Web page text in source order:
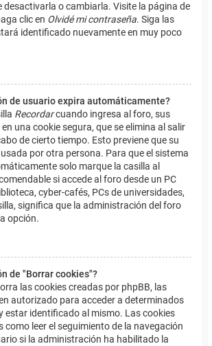
desactivarla o cambiarla. Visite la página de
clic en Olvidé mi contraseña. Siga las
identificado nuevamente en muy poco
de usuario expira automáticamente?
Recordarcuando ingresa al foro, sus
una cookie segura, que se elimina al salir
de cierto tiempo. Esto previene que su
por otra persona. Para que el sistema
solo marque la casilla al
si accede al foro desde un PC
cyber-cafés, PCs de universidades,
significa que la administración del foro
opción.
de "Borrar cookies"?
las cookies creadas por phpBB, las
autorizado para acceder a determinados
estar identificado al mismo. Las cookies
como leer el seguimiento de la navegación
si la administración ha habilitado la